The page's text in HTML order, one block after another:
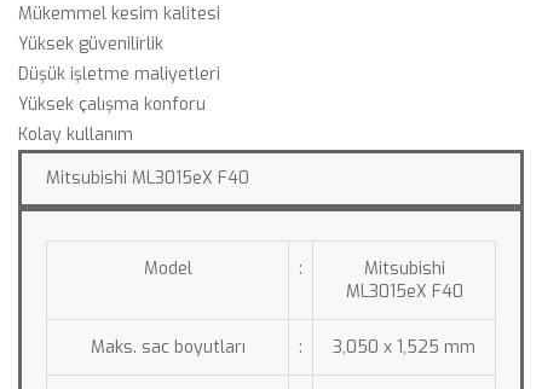
Mükemmel kesim kalitesi
Yüksek güvenilirlik
Düşük işletme maliyetleri
Yüksek çalışma konforu
Kolay kullanım
Mitsubishi ML3015eX F40
Model :
Mitsubishi
ML3015eX F40
Maks. sac boyutları : 3,050 x 1,525 mm